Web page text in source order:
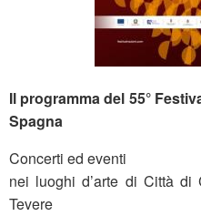
Il programma del 55°
Spagna
Concerti ed eventi
nei luoghi d’arte di Città di
Tevere